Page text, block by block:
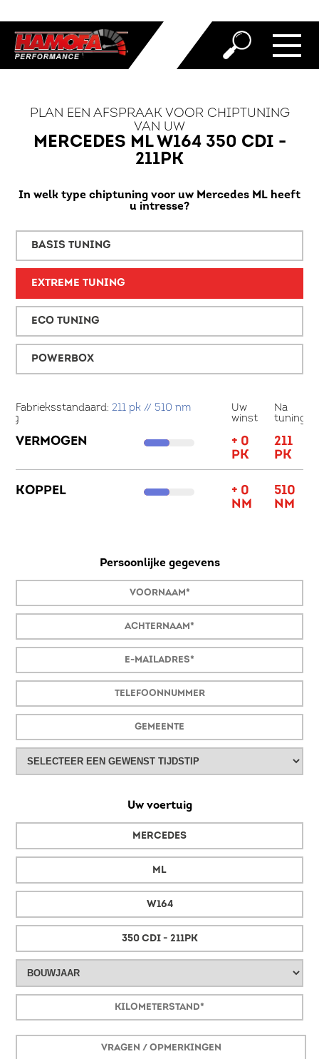
PLAN EEN AFSPRAAK VOOR CHIPTUNING
VAN UW
MERCEDES ML W164 350 CDI -
211PK
In welk type chiptuning voor uw Mercedes ML heeft
u intresse?
BASIS TUNING
EXTREME TUNING
ECO TUNING
POWERBOX
Fabrieksstandaard: 211 pk // 510 nm
Uw
winst
Na
tuning
VERMOGEN
+ 0
PK
211
PK
KOPPEL
+ 0
NM
510
NM
Persoonlijke gegevens
Uw voertuig
MERCEDES
ML
W164
350 CDI - 211PK